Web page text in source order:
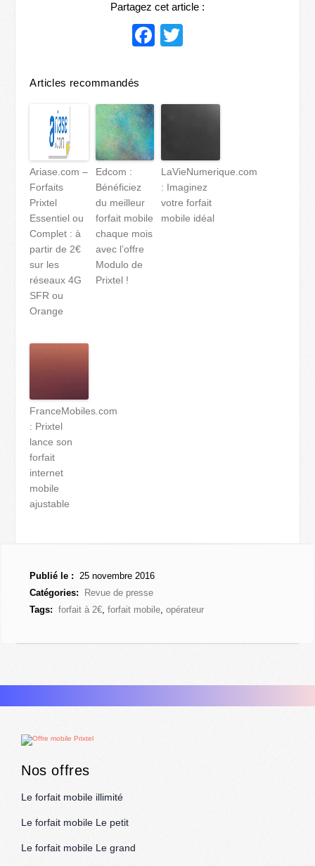
Partagez cet article :
Facebook
Articles recommandés
Ariase.com –
Forfaits
Prixtel
Essentiel ou
Complet : à
partir de 2€
sur les
réseaux 4G
SFR ou
Orange
Edcom :
Bénéficiez
du meilleur
forfait mobile
chaque mois
avec l’offre
Modulo de
Prixtel !
LaVieNumerique.com
: Imaginez
votre forfait
mobile idéal
FranceMobiles.com
: Prixtel
lance son
forfait
internet
mobile
ajustable
Publié le :
25 novembre 2016
Catégories:
Revue de presse
Tags:
forfait à 2€ ,forfait mobile ,opérateur
Nos offres
Le forfait mobile illimité
Le forfait mobile Le petit
Le forfait mobile Le grand